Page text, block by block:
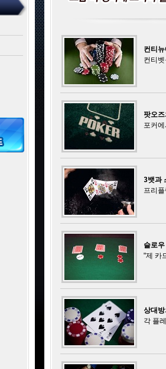
컨티
컨티
팟오
포커
3뱃과
프리
슬로
"제 카
상대
각 플